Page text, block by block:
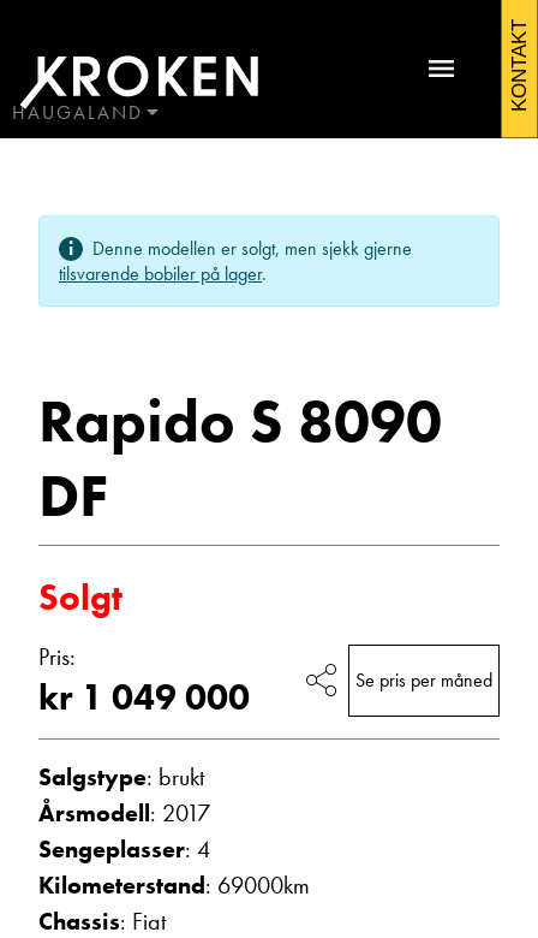
8090
2017
Bobiler
HAUGALAND
ÅLESUND
ÅNDALSNES
KONTAKT
Morten Knutsen
Denne modellen er solgt, men sjekk gjerne
tilsvarende bobiler på lager.
Rapido S 8090
DF
Solgt
Pris:
kr 1 049 000 Se pris per måned
Salgstype: brukt
Årsmodell: 2017
Sengeplasser: 4
Kilometerstand: 69000km
Chassis: Fiat